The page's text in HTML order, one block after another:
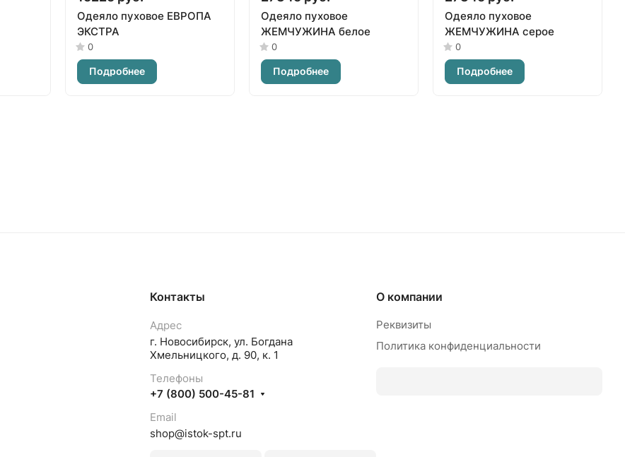
Одеяло пуховое ЕВРОПА
ЭКСТРА
0
Подробнее
Одеяло пуховое
ЖЕМЧУЖИНА белое
0
Подробнее
Одеяло пуховое
ЖЕМЧУЖИНА серое
0
Подробнее
Контакты
Адрес
г. Новосибирск, ул. Богдана
Хмельницкого, д. 90, к. 1
Телефоны
+7 (800) 500-45-81
Email
shop@istok-spt.ru
О компании
Реквизиты
Политика конфиденциальности